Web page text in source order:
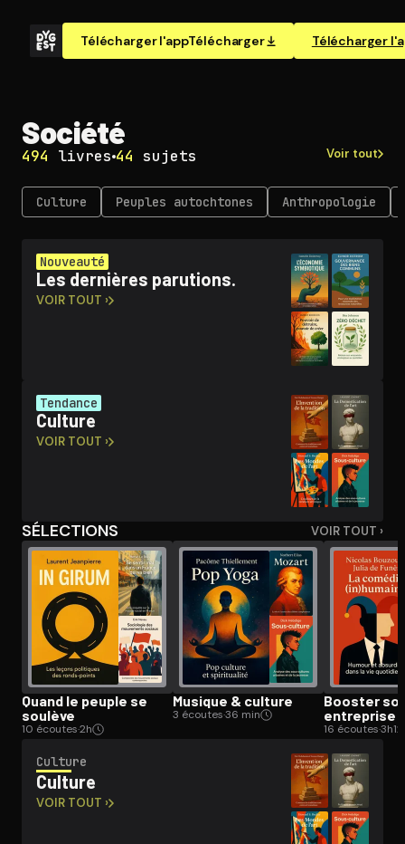
Télécharger l'appTélécharger Télécharger
Ouvre l'app Appareil photo, pointe sur le code. C'est gratuit à
Société
494 livres 44 sujets Voir tout
Culture Peuples autochtones An­thro­po­lo­gie
Nouveauté
Les dernières parutions.
VOIR TOUT ›
Tendance
Culture
VOIR TOUT ›
SÉLECTIONS VOIR TOUT ›
Quand le peuple se
soulève
10 écoutes·2h
Musique & culture
3 écoutes·36 min
Booster
entreprise
16 écoutes·3h12
Culture
Culture
VOIR TOUT ›